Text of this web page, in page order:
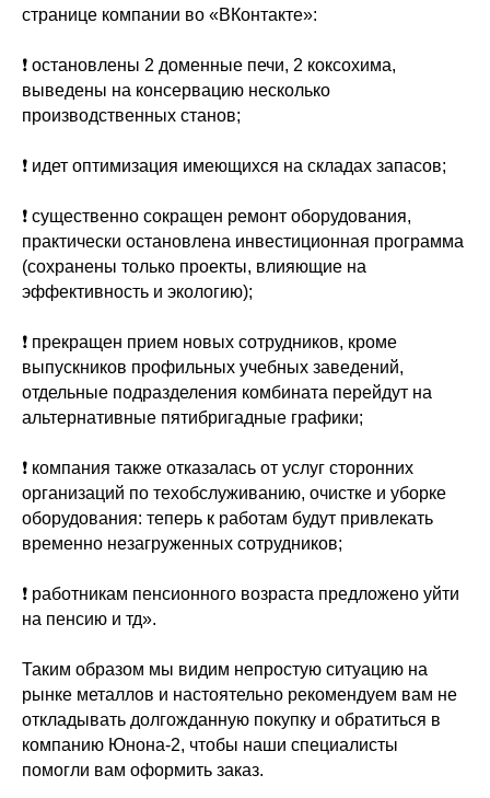
странице компании во «ВКонтакте»:
❗️ остановлены 2 доменные печи, 2 коксохима,
выведены на консервацию несколько
производственных станов;
❗️ идет оптимизация имеющихся на складах запасов;
❗️ существенно сокращен ремонт оборудования,
практически остановлена инвестиционная программа
(сохранены только проекты, влияющие на
эффективность и экологию);
❗️ прекращен прием новых сотрудников, кроме
выпускников профильных учебных заведений,
отдельные подразделения комбината перейдут на
альтернативные пятибригадные графики;
❗️ компания также отказалась от услуг сторонних
организаций по техобслуживанию, очистке и уборке
оборудования: теперь к работам будут привлекать
временно незагруженных сотрудников;
❗️ работникам пенсионного возраста предложено уйти
на пенсию и тд».
Таким образом мы видим непростую ситуацию на
рынке металлов и настоятельно рекомендуем вам не
откладывать долгожданную покупку и обратиться в
компанию Юнона-2, чтобы наши специалисты
помогли вам оформить заказ.